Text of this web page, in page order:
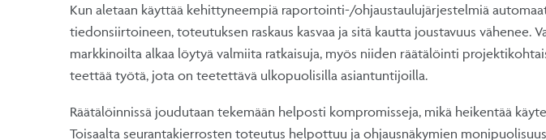
Kun aletaan käyttää kehittyneempiä raportointi-/ohjaustaulujärjestelmiä
tiedonsiirtoineen, toteutuksen raskaus kasvaa ja sitä kautta joustavuus vähenee.
markkinoilta alkaa löytyä valmiita ratkaisuja, myös niiden räätälöinti
teettää työtä, jota on teetettävä ulkopuolisilla asiantuntijoilla.
Räätälöinnissä joudutaan tekemään helposti kompromisseja, mikä heikentää
Toisaalta seurantakierrosten toteutus helpottuu ja ohjausnäkymien